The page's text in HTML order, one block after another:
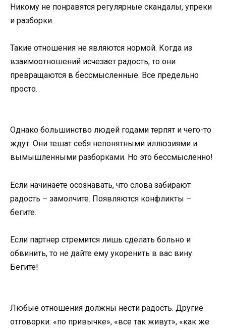
Никому не понравятся регулярные скандалы, упреки
и разборки.
Такие отношения не являются нормой. Когда из
взаимоотношений исчезает радость, то они
превращаются в бессмысленные. Все предельно
просто.
Однако большинство людей годами терпят и чего-то
ждут. Они тешат себя непонятными иллюзиями и
вымышленными разборками. Но это бессмысленно!
Если начинаете осознавать, что слова забирают
радость – замолчите. Появляются конфликты –
бегите.
Если партнер стремится лишь сделать больно и
обвинить, то не дайте ему укоренить в вас вину.
Бегите!
Любые отношения должны нести радость. Другие
отговорки: «по привычке», «все так живут», «как же